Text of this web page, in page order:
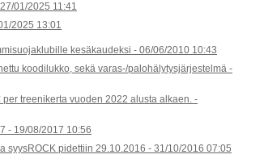
27/01/2025 11:41
2025 13:01
kesäkaudeksi - 06/06/2010 10:43
koodilukko, sekä varas-/palohälytysjärjestelmä -
treenikerta vuoden 2022 alusta alkaen. -
- 19/08/2017 10:56
syysROCK pidettiin 29.10.2016 - 31/10/2016 07:05